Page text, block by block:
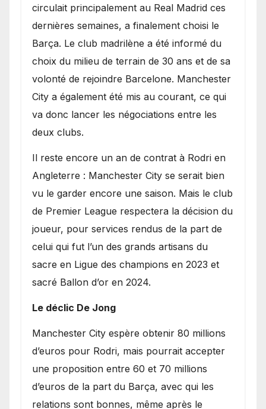
circulait principalement au Real Madrid ces
dernières semaines, a finalement choisi le
Barça. Le club madrilène a été informé du
choix du milieu de terrain de 30 ans et de sa
volonté de rejoindre Barcelone. Manchester
City a également été mis au courant, ce qui
va donc lancer les négociations entre les
deux clubs.
​Il reste encore un an de contrat à Rodri en
Angleterre : Manchester City se serait bien
vu le garder encore une saison. Mais le club
de Premier League respectera la décision du
joueur, pour services rendus de la part de
celui qui fut l’un des grands artisans du
sacre en Ligue des champions en 2023 et
sacré Ballon d’or en 2024.
Le déclic De Jong
​Manchester City espère obtenir 80 millions
d’euros pour Rodri, mais pourrait accepter
une proposition entre 60 et 70 millions
d’euros de la part du Barça, avec qui les
relations sont bonnes, même après le